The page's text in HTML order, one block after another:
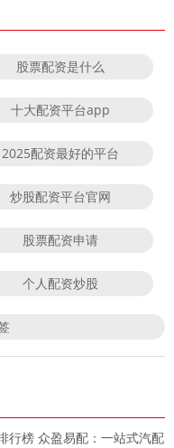
股票配资是什么
十大配资平台app
2025配资最好的平台
炒股配资平台官网
股票配资申请
个人配资炒股
行榜 众盈易配：一站式汽配